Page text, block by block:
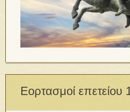
Εορτασμοί επετείου